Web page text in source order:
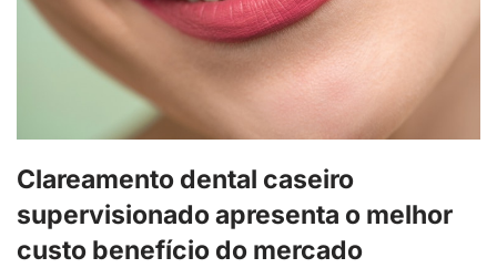
Clareamento dental caseiro
supervisionado apresenta o melhor
custo benefício do mercado